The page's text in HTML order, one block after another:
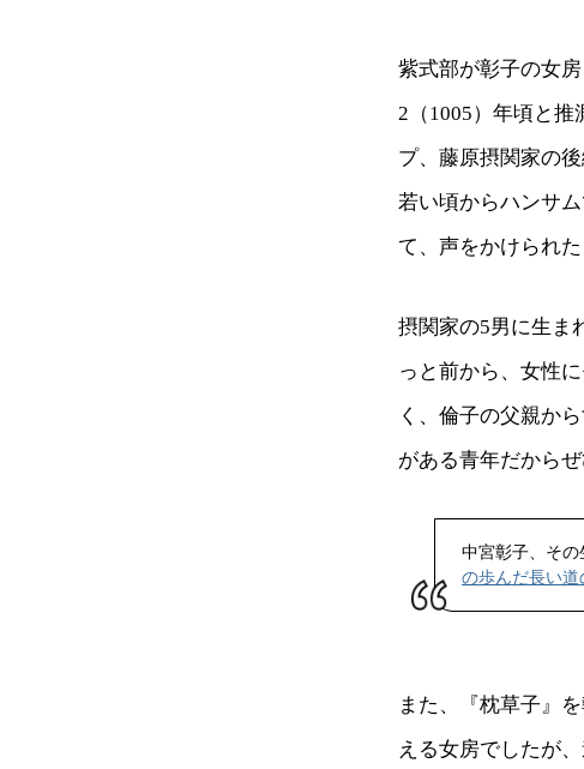
紫式部が彰子の女
2（1005）年頃と推
プ、藤原摂関家の
若い頃からハンサ
て、声をかけられ
摂関家の5男に生ま
っと前から、女性
く、倫子の父親か
がある青年だから
中宮彰子、その
の歩んだ長い道
また、『枕草子』
える女房でしたが